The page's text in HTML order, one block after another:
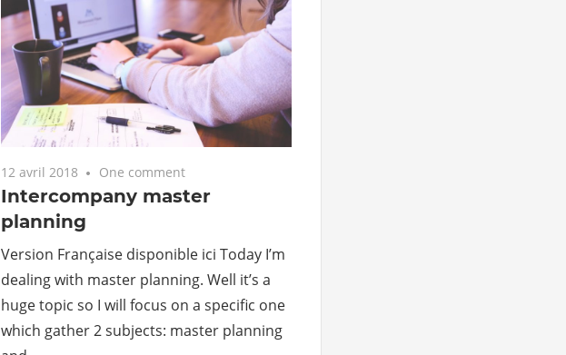
12 avril 2018 One comment
Intercompany master
planning
Version Française disponible ici Today I’m
dealing with master planning. Well it’s a
huge topic so I will focus on a specific one
which gather 2 subjects: master planning